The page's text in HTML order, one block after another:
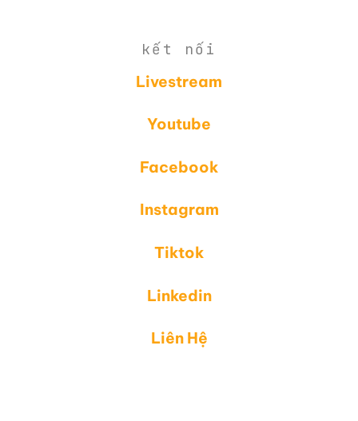
kết nối
Livestream
Youtube
Facebook
Instagram
Tiktok
Linkedin
Liên Hệ